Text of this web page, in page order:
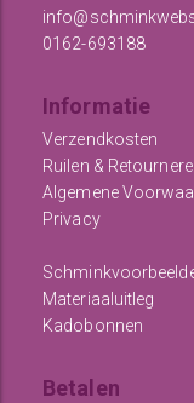
0162-693188
Informatie
Verzendkosten
Ruilen &
Algemene
Privacy
Materiaaluitleg
Kadobonnen
Betalen